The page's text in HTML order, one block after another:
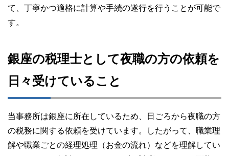
て、丁寧かつ適格に計算や手続の遂行を行うことが可能で
す。
銀座の税理士として夜職の方の依頼を
日々受けていること
当事務所は銀座に所在しているため、日ごろから夜職の方
の税務に関する依頼を受けています。したがって、職業理
解や職業ごとの経理処理（お金の流れ）などを理解してい